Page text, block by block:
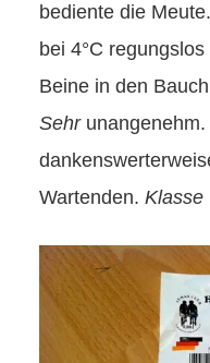
bediente die
bei 4°C
Beine in den
Sehr
Wartenden. Klasse